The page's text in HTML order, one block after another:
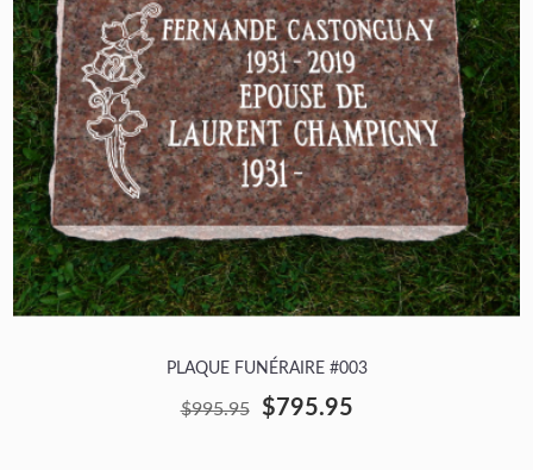
PLAQUE FUNÉRAIRE #003
$995.95 $795.95